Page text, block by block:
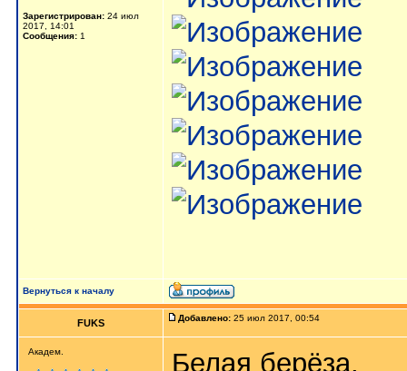
Зарегистрирован: 24 июл
2017, 14:01
Сообщения: 1
Вернуться к началу
FUKS Добавлено: 25 июл 2017, 00:54
Академ. Белая берёза,